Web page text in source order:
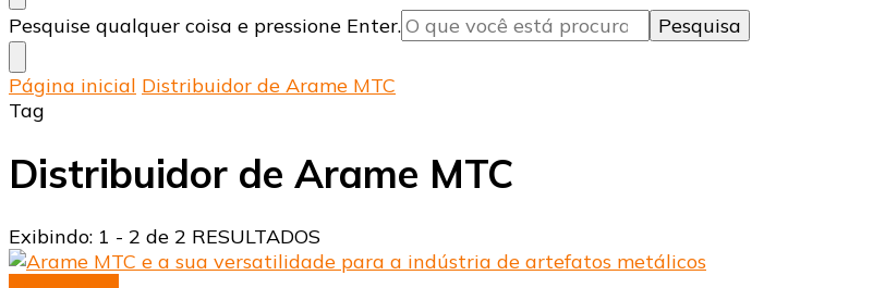
Procurando
algo?
Pesquise qualquer coisa e pressione Enter.
Página inicial Distribuidor de Arame MTC
Tag
Distribuidor de Arame MTC
Exibindo: 1 - 2 de 2 RESULTADOS